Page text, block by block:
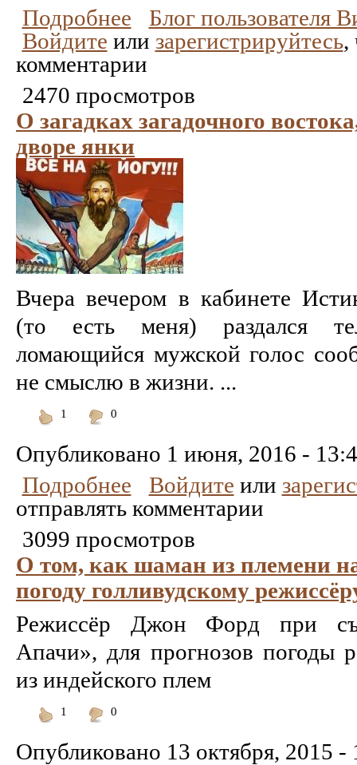
Подробнее
Блог пользователя
Войдите или зарегистрируйтесь,
комментарии
2470 просмотров
О загадках загадочного
дворе янки
Вчера вечером в кабинете
(то есть меня) раздался
ломающийся мужской голос
не смыслю в жизни. ...
1
0
Опубликовано 1 июня, 2016 -
Подробнее
Войдите или
отправлять комментарии
3099 просмотров
О том, как шаман из племени
погоду голливудскому
Режиссёр Джон Форд при
Апачи», для прогнозов погоды
из индейского плем
1
0
Опубликовано 13 октября, 2015 -